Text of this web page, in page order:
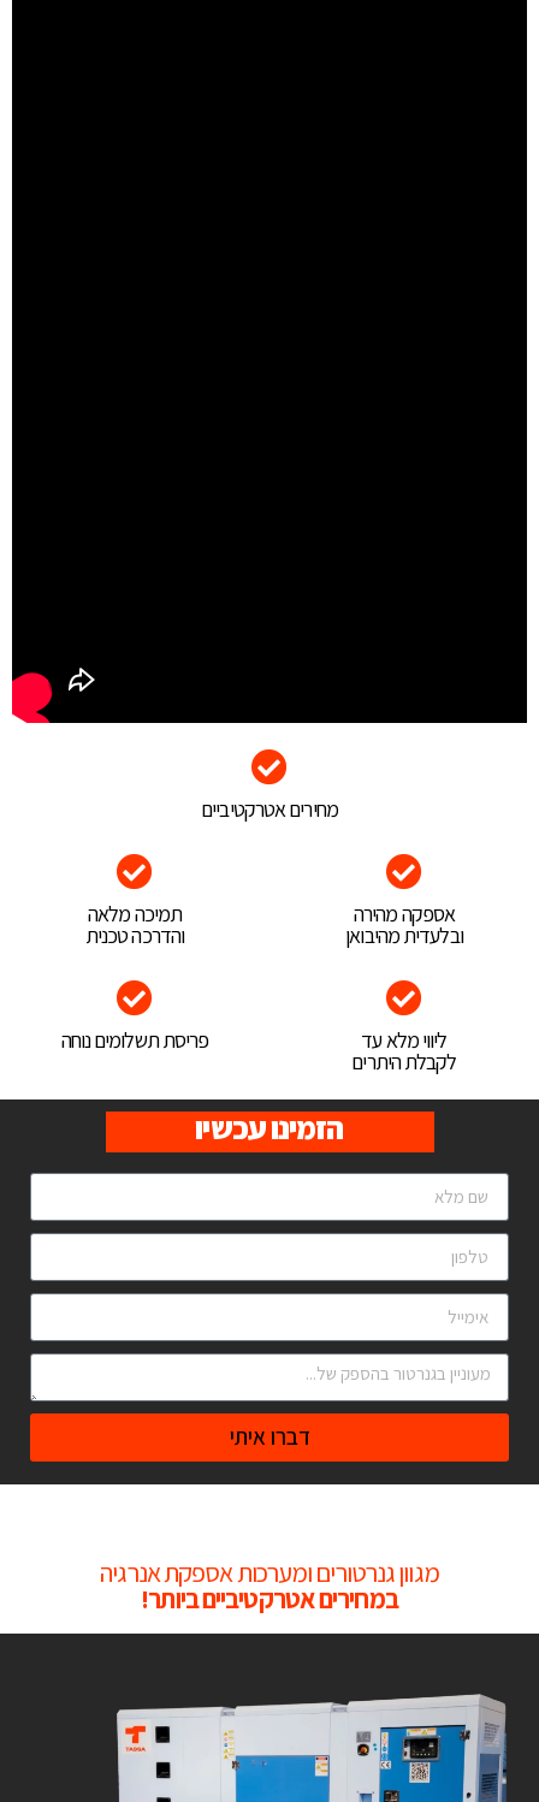
מחירים אטרקטיביים
אספקה מהירה
ובלעדית מהיבואן
תמיכה מלאה
והדרכה טכנית
ליווי מלא עד
לקבלת היתרים
פריסת תשלומים נוחה
הזמינו עכשיו
דברו איתי
מגוון גנרטורים ומערכות אספקת אנרגיה
במחירים אטרקטיביים ביותר!